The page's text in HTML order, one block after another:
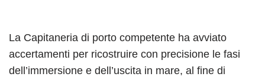
La Capitaneria di porto competente ha avviato
accertamenti per ricostruire con precisione le fasi
dell’immersione e dell’uscita in mare, al fine di